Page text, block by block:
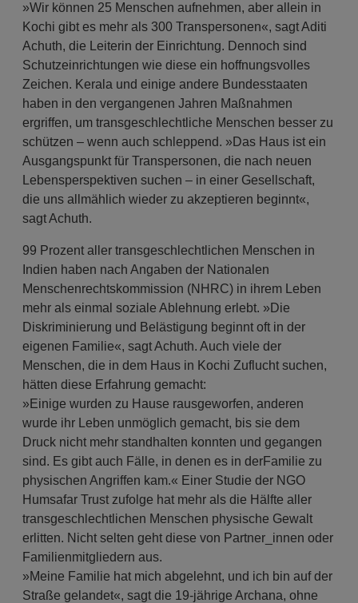
»Wir können 25 Menschen aufnehmen, aber allein in
Kochi gibt es mehr als 300 Transpersonen«, sagt Aditi
Achuth, die Leiterin der Einrichtung. Dennoch sind
Schutzeinrichtungen wie diese ein hoffnungsvolles
Zeichen. Kerala und einige andere Bundesstaaten
haben in den vergangenen Jahren Maßnahmen
ergriffen, um transgeschlechtliche Menschen besser zu
schützen – wenn auch schleppend. »Das Haus ist ein
Ausgangspunkt für Transpersonen, die nach neuen
Lebensperspektiven suchen – in einer Gesellschaft,
die uns allmählich wieder zu akzeptieren beginnt«,
sagt Achuth.
99 Prozent aller transgeschlechtlichen Menschen in
Indien haben nach Angaben der Nationalen
Menschenrechtskommission (NHRC) in ihrem Leben
mehr als einmal soziale Ablehnung erlebt. »Die
Diskriminierung und Belästigung beginnt oft in der
eigenen Familie«, sagt Achuth. Auch viele der
Menschen, die in dem Haus in Kochi Zuflucht suchen,
hätten diese Erfahrung gemacht:
»Einige wurden zu Hause rausgeworfen, anderen
wurde ihr Leben unmöglich gemacht, bis sie dem
Druck nicht mehr standhalten konnten und gegangen
sind. Es gibt auch Fälle, in denen es in derFamilie zu
physischen Angriffen kam.« Einer Studie der NGO
Humsafar Trust zufolge hat mehr als die Hälfte aller
transgeschlechtlichen Menschen physische Gewalt
erlitten. Nicht selten geht diese von Partner_innen oder
Familienmitgliedern aus.
»Meine Familie hat mich abgelehnt, und ich bin auf der
Straße gelandet«, sagt die 19-jährige Archana, ohne